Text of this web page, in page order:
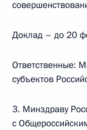
Доклад – до 20
Ответственные:
субъектов
3. Минздраву
с